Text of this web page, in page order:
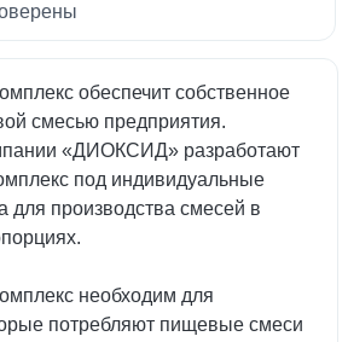
обеспечит собственное
смесью предприятия.
«ДИОКСИД» разработают
под индивидуальные
для производства смесей в
необходим для
потребляют пищевые смеси